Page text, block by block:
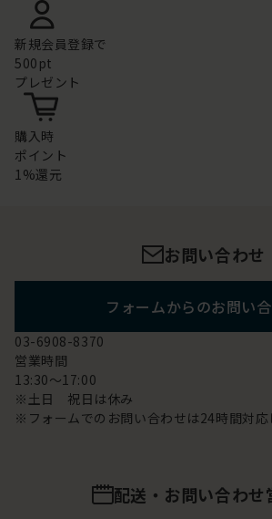
新規会員登録で
500pt
プレゼント
購入時
ポイント
1%還元
お問い合わせ
フォームからのお問い
03-6908-8370
営業時間
13:30～17:00
※土日 祝日は休み
※フォームでのお問い合わせは24時間対応
配送・お問い合わせ